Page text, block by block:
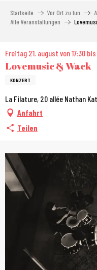
Startseite Vor Ort zu tun
Alle Veranstaltungen
Freitag 21. august von 17:30 bis
Lovemusic & Wack
KONZERT
La Filature, 20 allée Nathan
Anfahrt
Teilen